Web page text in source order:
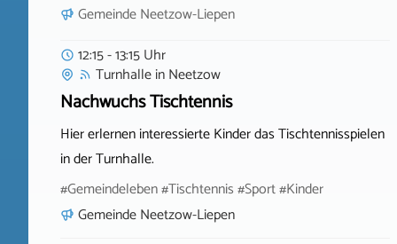
Gemeinde Neetzow-Liepen
12:15 - 13:15 Uhr
TurnhalleinNeetzow
Nachwuchs Tischtennis
Hier erlernen interessierte Kinder das Tischtennisspielen
in der Turnhalle.
#Gemeindeleben #Tischtennis #Sport #Kinder
Gemeinde Neetzow-Liepen